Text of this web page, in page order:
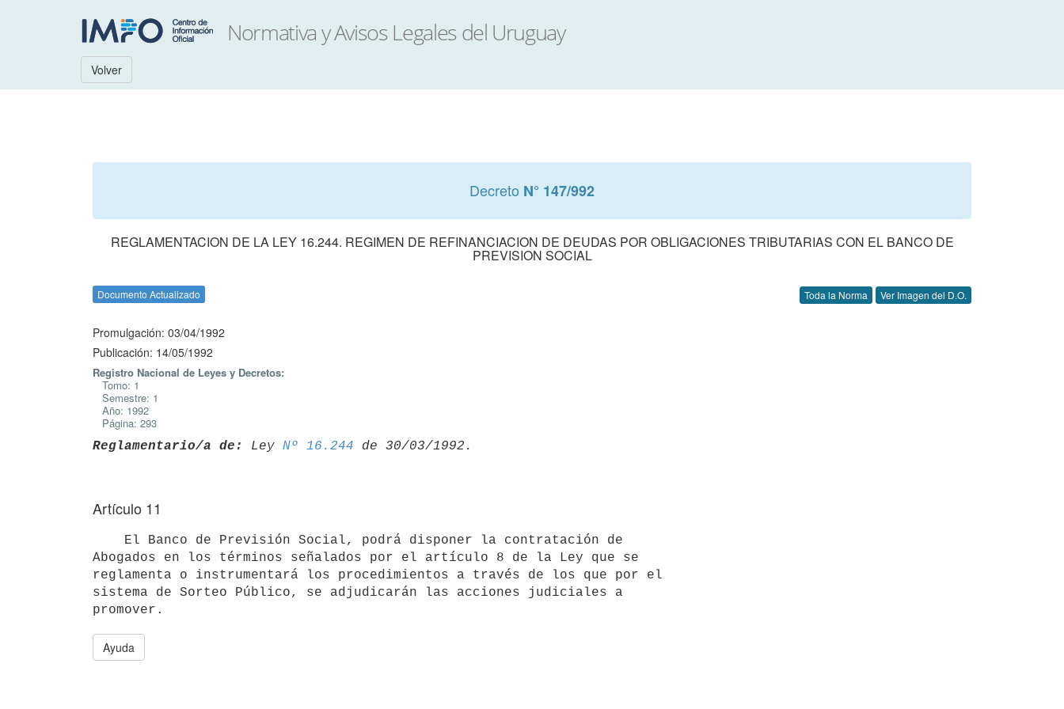
Volver
Decreto N° 147/992
REGLAMENTACION DE LA LEY 16.244. REGIMEN DE REFINANCIACION DE DEUDAS POR OBLIGACIONES TRIBUTARIAS CON EL BANCO DE
PREVISION SOCIAL
Documento Actualizado Toda la Norma Ver Imagen del D.O.
Promulgación: 03/04/1992
Publicación: 14/05/1992
Registro Nacional de Leyes y Decretos:
Tomo: 1
Semestre: 1
Año: 1992
Página: 293
Reglamentario/a de: Ley Nº 16.244
Artículo 11
Abogados en los términos señalados por el artículo 8 de la Ley que se
reglamenta o instrumentará los procedimientos a través de los que por el
sistema de Sorteo Público, se adjudicarán las acciones judiciales a
Ayuda